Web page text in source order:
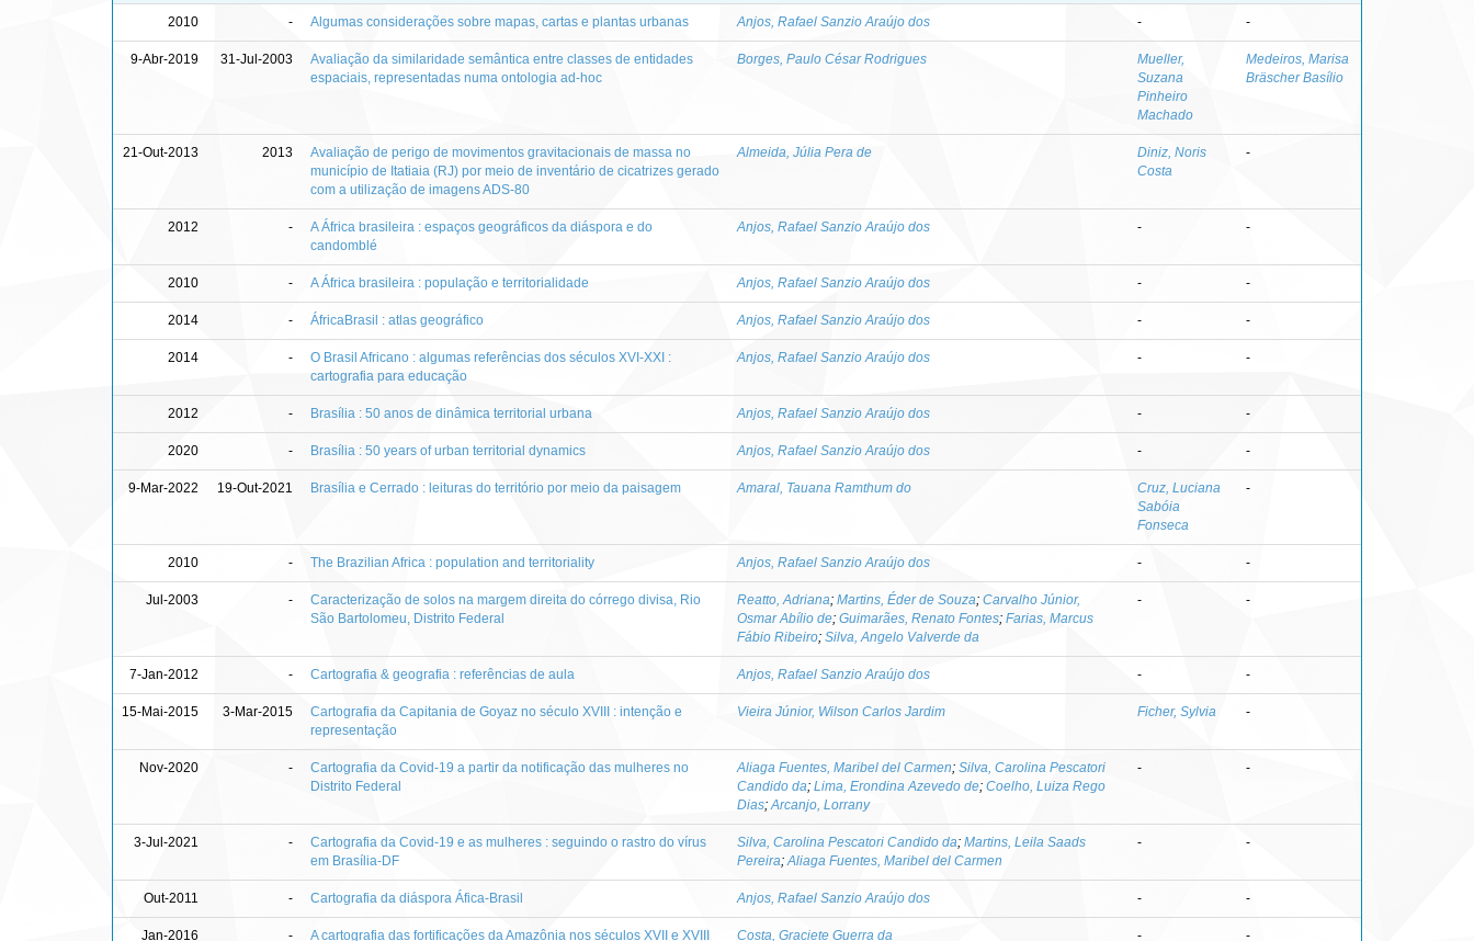
2010 - Algumas considerações sobre mapas, cartas e plantas urbanas Anjos, Rafael Sanzio Araújo dos - -
9-Abr-2019 31-Jul-2003
Avaliação da similaridade semântica entre classes de entidades
espaciais, representadas numa ontologia ad-hoc
Borges, Paulo César Rodrigues
Mueller,
Suzana
Pinheiro
Machado
Medeiros, Marisa
Bräscher Basílio
21-Out-2013 2013
Avaliação de perigo de movimentos gravitacionais de massa no
município de Itatiaia (RJ) por meio de inventário de cicatrizes gerado
com a utilização de imagens ADS-80
Almeida, Júlia Pera de
Diniz, Noris
Costa
-
2012 -
A África brasileira : espaços geográficos da diáspora e do
candomblé
Anjos, Rafael Sanzio Araújo dos - -
2010 - A África brasileira : população e territorialidade Anjos, Rafael Sanzio Araújo dos - -
2014 - ÁfricaBrasil : atlas geográfico Anjos, Rafael Sanzio Araújo dos - -
2014 -
O Brasil Africano : algumas referências dos séculos XVI-XXI :
cartografia para educação
Anjos, Rafael Sanzio Araújo dos - -
2012 - Brasília : 50 anos de dinâmica territorial urbana Anjos, Rafael Sanzio Araújo dos - -
2020 - Brasília : 50 years of urban territorial dynamics Anjos, Rafael Sanzio Araújo dos - -
9-Mar-2022 19-Out-2021 Brasília e Cerrado : leituras do território por meio da paisagem Amaral, Tauana Ramthum do
Cruz, Luciana
Sabóia
Fonseca
-
2010 - The Brazilian Africa : population and territoriality Anjos, Rafael Sanzio Araújo dos - -
Jul-2003 -
Caracterização de solos na margem direita do córrego divisa, Rio
São Bartolomeu, Distrito Federal
Reatto, Adriana; Martins, Éder de Souza; Carvalho Júnior,
Osmar Abílio de; Guimarães, Renato Fontes; Farias, Marcus
Fábio Ribeiro; Silva, Angelo Valverde da
- -
7-Jan-2012 - Cartografia & geografia : referências de aula Anjos, Rafael Sanzio Araújo dos - -
15-Mai-2015 3-Mar-2015
Cartografia da Capitania de Goyaz no século XVIII : intenção e
representação
Vieira Júnior, Wilson Carlos Jardim Ficher, Sylvia -
Nov-2020 -
Cartografia da Covid-19 a partir da notificação das mulheres no
Distrito Federal
Aliaga Fuentes, Maribel del Carmen; Silva, Carolina Pescatori
Candido da; Lima, Erondina Azevedo de; Coelho, Luiza Rego
Dias; Arcanjo, Lorrany
- -
3-Jul-2021 -
Cartografia da Covid-19 e as mulheres : seguindo o rastro do vírus
em Brasília-DF
Silva, Carolina Pescatori Candido da; Martins, Leila Saads
Pereira; Aliaga Fuentes, Maribel del Carmen
- -
Out-2011 - Cartografia da diáspora Áfica-Brasil Anjos, Rafael Sanzio Araújo dos - -
Jan-2016 - A cartografia das fortificações da Amazônia nos séculos XVII e XVIII Costa, Graciete Guerra da - -